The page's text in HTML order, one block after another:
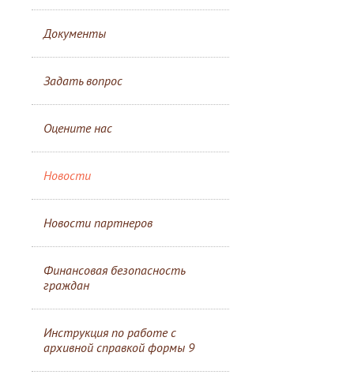
Документы
Задать вопрос
Оцените нас
Новости
Новости партнеров
Финансовая безопасность
граждан
Инструкция по работе с
архивной справкой формы 9